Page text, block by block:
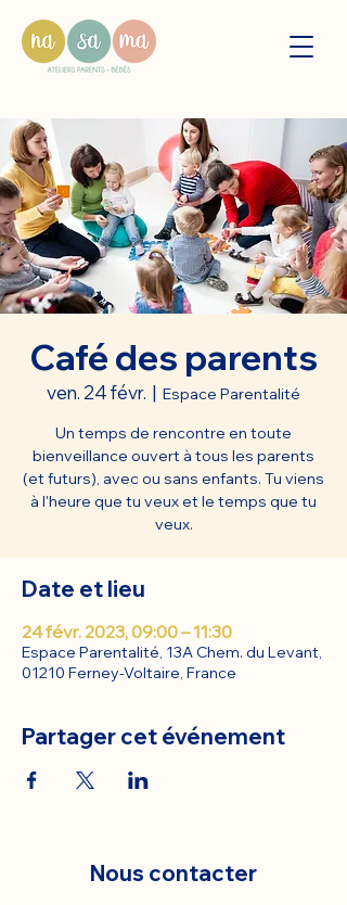
Café des parents
ven. 24 févr.
  |
Espace Parentalité
Un temps de rencontre en toute
bienveillance ouvert à tous les parents
(et futurs), avec ou sans enfants. Tu viens
à l'heure que tu veux et le temps que tu
veux.
Date et lieu
24 févr. 2023, 09:00 – 11:30
Espace Parentalité, 13A Chem. du Levant,
01210 Ferney-Voltaire, France
Partager cet événement
Nous contacter